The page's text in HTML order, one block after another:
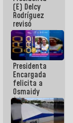
y del Caribe
2026
(E) Delcy
Rodríguez
revisó
agenda
económica y
ejecución de
fondos de
emergencia
post-sismos
Presidenta
Encargada
felicita a
Osmaidy
Arias y
Giraly
Marcano por